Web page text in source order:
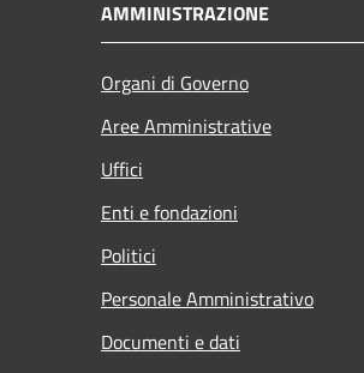
AMMINISTRAZIONE
Organi di Governo
Aree Amministrative
Uffici
Enti e fondazioni
Politici
Personale Amministrativo
Documenti e dati